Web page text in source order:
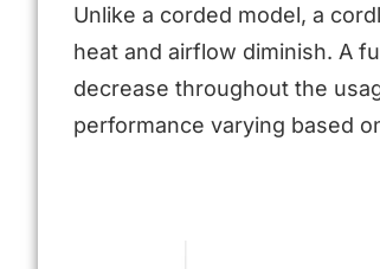
Unlike a corded model, a
heat and airflow diminish. A
decrease throughout the
performance varying based